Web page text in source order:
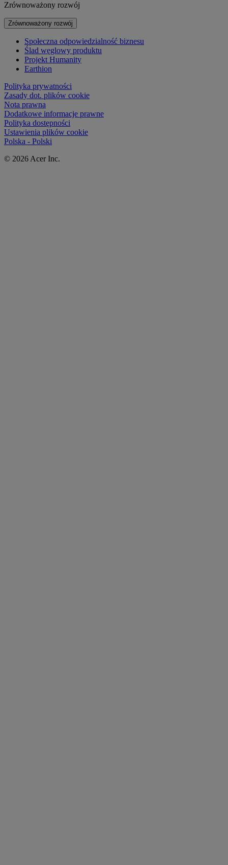
Zrównoważony rozwój
Zrównoważony rozwój
Społeczna odpowiedzialność biznesu
Ślad węglowy produktu
Projekt Humanity
Earthion
Polityka prywatności
Zasady dot. plików cookie
Nota prawna
Dodatkowe informacje prawne
Polityka dostępności
Ustawienia plików cookie
Polska - Polski
© 2026 Acer Inc.